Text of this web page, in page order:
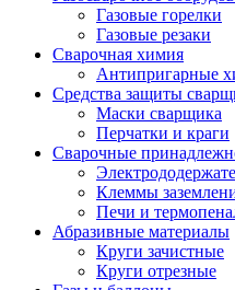
Газовые горелки
Газовые резаки
Сварочная химия
Антипригарные
Средства защиты
Маски сварщика
Перчатки и краги
Сварочные
Клеммы
Печи и
Абразивные материалы
Круги зачистные
Круги отрезные